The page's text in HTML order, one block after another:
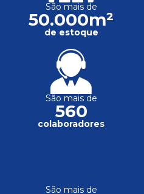
São mais de
50.000m²
de estoque
São mais de
560
colaboradores
São mais de